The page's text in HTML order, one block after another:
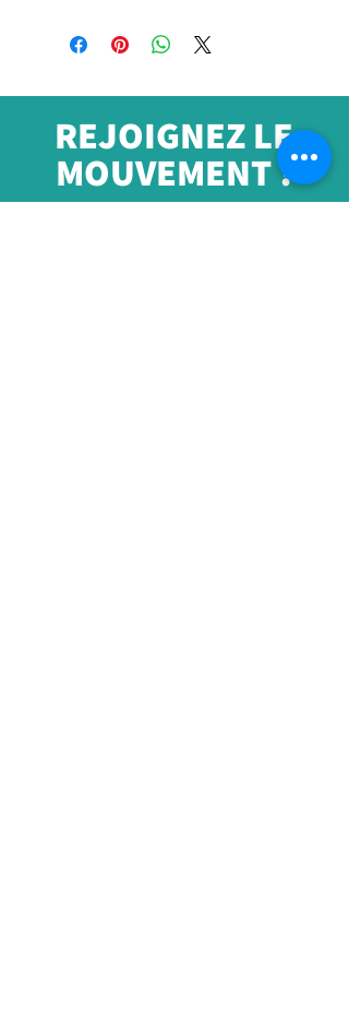
REJOIGNEZ LE
MOUVEMENT !